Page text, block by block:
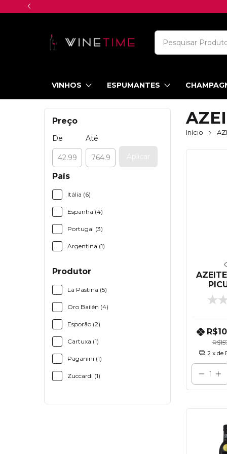
VINHOS ESPUMANTES
Preço
De
Até
Aplicar
País
Itália (6)
Espanha (4)
Portugal (3)
Argentina (1)
Produtor
La Pastina (5)
Oro Bailén (4)
Esporão (2)
Cartuxa (1)
Paganini (1)
Zuccardi (1)
Início
2 x de